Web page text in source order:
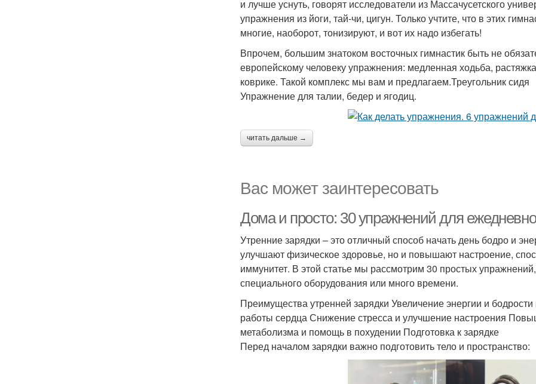
и лучше уснуть, говорят исследователи из Массачусетского
упражнения из йоги, тай-чи, цигун. Только учтите, что в этих
многие, наоборот, тонизируют, и вот их надо избегать!
Впрочем, большим знатоком восточных гимнастик быть не
европейскому человеку упражнения: медленная ходьба,
коврике. Такой комплекс мы вам и предлагаем.Треугольник сидя
Упражнение для талии, бедер и ягодиц.
читать дальше →
Вас может заинтересовать
Дома и просто: 30 упражнений для
Утренние зарядки – это отличный способ начать день бодро и
улучшают физическое здоровье, но и повышают настроение,
иммунитет. В этой статье мы рассмотрим 30 простых
специального оборудования или много времени.
Преимущества утренней зарядки Увеличение энергии и
работы сердца Снижение стресса и улучшение настроения
метаболизма и помощь в похудении Подготовка к зарядке
Перед началом зарядки важно подготовить тело и пространство: